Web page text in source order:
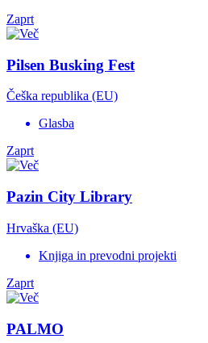
Zaprt
Pilsen Busking Fest
Češka republika (EU)
Glasba
Zaprt
Pazin City Library
Hrvaška (EU)
Knjiga in prevodni projekti
Zaprt
PALMO